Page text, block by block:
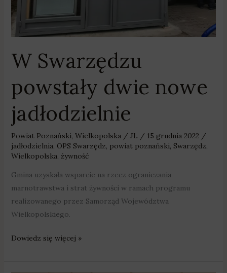
W Swarzędzu
powstały dwie nowe
jadłodzielnie
Powiat Poznański, Wielkopolska/ JL / 15 grudnia 2022 /
jadłodzielnia, OPS Swarzędz, powiat poznański, Swarzędz,
Wielkopolska, żywność
Gmina uzyskała wsparcie na rzecz ograniczania
marnotrawstwa i strat żywności w ramach programu
realizowanego przez Samorząd Województwa
Wielkopolskiego.
Dowiedz się więcej »